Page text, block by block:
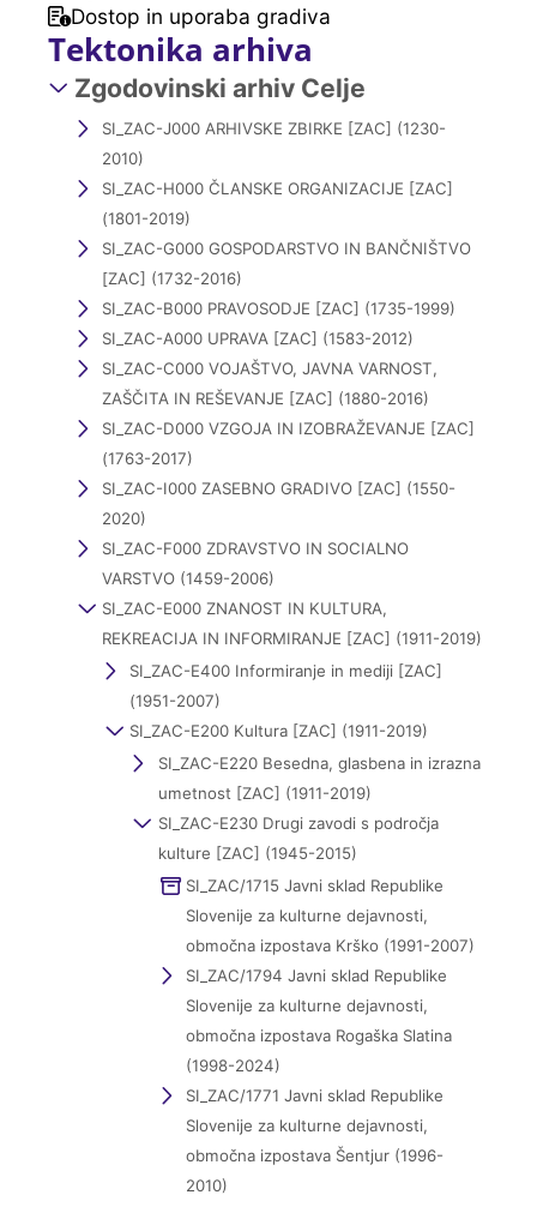
Dostop in uporaba gradiva
Tektonika arhiva
Zgodovinski arhiv Celje
SI_ZAC-J000 ARHIVSKE ZBIRKE [ZAC] (1230-
2010)
SI_ZAC-H000 ČLANSKE ORGANIZACIJE [ZAC]
(1801-2019)
SI_ZAC-G000 GOSPODARSTVO IN BANČNIŠTVO
[ZAC] (1732-2016)
SI_ZAC-B000 PRAVOSODJE [ZAC] (1735-1999)
SI_ZAC-A000 UPRAVA [ZAC] (1583-2012)
SI_ZAC-C000 VOJAŠTVO, JAVNA VARNOST,
ZAŠČITA IN REŠEVANJE [ZAC] (1880-2016)
SI_ZAC-D000 VZGOJA IN IZOBRAŽEVANJE [ZAC]
(1763-2017)
SI_ZAC-I000 ZASEBNO GRADIVO [ZAC] (1550-
2020)
SI_ZAC-F000 ZDRAVSTVO IN SOCIALNO
VARSTVO (1459-2006)
SI_ZAC-E000 ZNANOST IN KULTURA,
REKREACIJA IN INFORMIRANJE [ZAC] (1911-2019)
SI_ZAC-E400 Informiranje in mediji [ZAC]
(1951-2007)
SI_ZAC-E200 Kultura [ZAC] (1911-2019)
SI_ZAC-E220 Besedna, glasbena in izrazna
umetnost [ZAC] (1911-2019)
SI_ZAC-E230 Drugi zavodi s področja
kulture [ZAC] (1945-2015)
SI_ZAC/1715 Javni sklad Republike
Slovenije za kulturne dejavnosti,
območna izpostava Krško (1991-2007)
SI_ZAC/1794 Javni sklad Republike
Slovenije za kulturne dejavnosti,
območna izpostava Rogaška Slatina
(1998-2024)
SI_ZAC/1771 Javni sklad Republike
Slovenije za kulturne dejavnosti,
območna izpostava Šentjur (1996-
2010)